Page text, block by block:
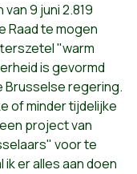
9 juni 2.819
Raad te mogen
"warm
is gevormd
Brusselse regering.
of minder tijdelijke
project van
voor te
ik er alles aan doen